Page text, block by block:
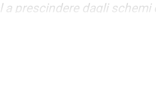
a prescindere dagli schemi
già ha avuto una società